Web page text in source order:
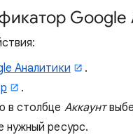
Google
Аналитики
.
.
в столбце Аккаунт
нужный ресурс.